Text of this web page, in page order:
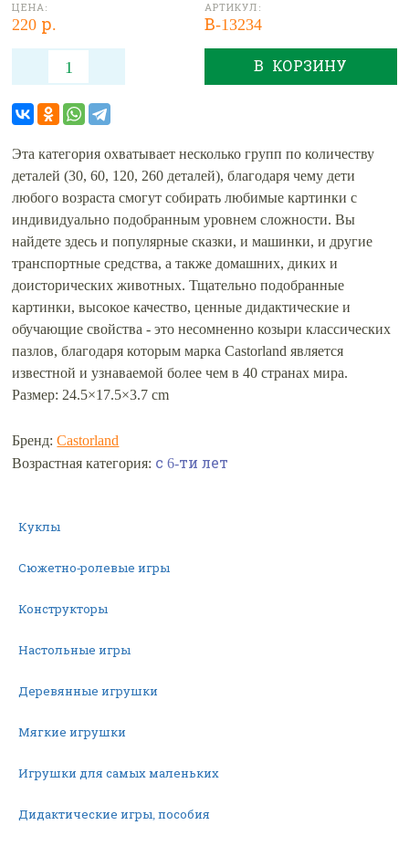
ЦЕНА:
220 р.
АРТИКУЛ:
В-13234
В КОРЗИНУ
Эта категория охватывает несколько групп по количеству
деталей (30, 60, 120, 260 деталей), благодаря чему дети
любого возраста смогут собирать любимые картинки с
индивидуально подобранным уровнем сложности. Вы
найдете здесь и популярные сказки, и машинки, и другие
транспортные средства, а также домашних, диких и
доисторических животных. Тщательно подобранные
картинки, высокое качество, ценные дидактические и
обучающие свойства - это несомненно козыри классических
пазлов, благодаря которым марка Castorland является
известной и узнаваемой более чем в 40 странах мира.
Размер: 24.5×17.5×3.7 cm
Бренд:Castorland
Возрастная категория: с 6-ти лет
Куклы
Сюжетно-ролевые игры
Конструкторы
Настольные игры
Деревянные игрушки
Мягкие игрушки
Игрушки для самых маленьких
Дидактические игры, пособия